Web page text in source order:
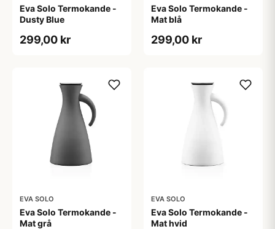
Eva Solo Termokande -
Dusty Blue
299,00 kr
Eva Solo Termokande -
Mat blå
299,00 kr
EVA SOLO
Eva Solo Termokande -
Mat grå
EVA SOLO
Eva Solo Termokande -
Mat hvid